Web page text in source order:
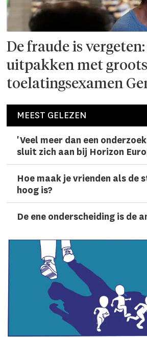
De fraude is
uitpakken met
toelatingsexamen
MEEST GELEZEN
'Veel meer dan een
sluit zich aan bij Horizon
Hoe maak je vrienden als de
hoog is?
De ene onderscheiding is de